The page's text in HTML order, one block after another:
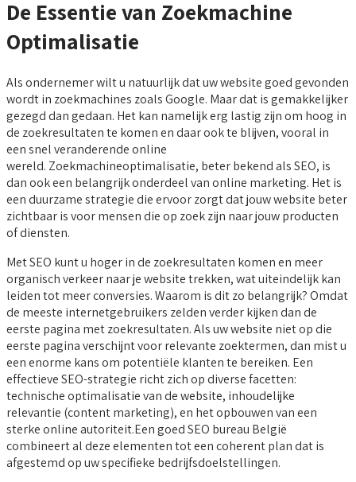
De Essentie van Zoekmachine
Optimalisatie
Als ondernemer wilt u natuurlijk dat uw website goed gevonden
wordt in zoekmachines zoals Google. Maar dat is gemakkelijker
gezegd dan gedaan. Het kan namelijk erg lastig zijn om hoog in
de zoekresultaten te komen en daar ook te blijven, vooral in
een snel veranderende online
wereld. Zoekmachineoptimalisatie, beter bekend als SEO, is
dan ook een belangrijk onderdeel van online marketing. Het is
een duurzame strategie die ervoor zorgt dat jouw website beter
zichtbaar is voor mensen die op zoek zijn naar jouw producten
of diensten.
Met SEO kunt u hoger in de zoekresultaten komen en meer
organisch verkeer naar je website trekken, wat uiteindelijk kan
leiden tot meer conversies. Waarom is dit zo belangrijk? Omdat
de meeste internetgebruikers zelden verder kijken dan de
eerste pagina met zoekresultaten. Als uw website niet op die
eerste pagina verschijnt voor relevante zoektermen, dan mist u
een enorme kans om potentiële klanten te bereiken. Een
effectieve SEO-strategie richt zich op diverse facetten:
technische optimalisatie van de website, inhoudelijke
relevantie (content marketing), en het opbouwen van een
sterke online autoriteit.Een goed SEO bureau België
combineert al deze elementen tot een coherent plan dat is
afgestemd op uw specifieke bedrijfsdoelstellingen.